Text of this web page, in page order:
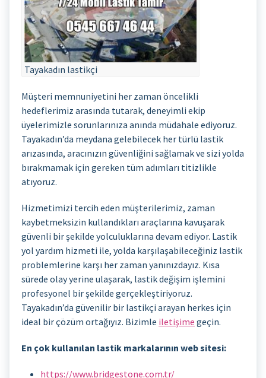
Tayakadın lastikçi
Müşteri memnuniyetini her zaman öncelikli
hedeflerimiz arasında tutarak, deneyimli ekip
üyelerimizle sorunlarınıza anında müdahale ediyoruz.
Tayakadın’da meydana gelebilecek her türlü lastik
arızasında, aracınızın güvenliğini sağlamak ve sizi yolda
bırakmamak için gereken tüm adımları titizlikle
atıyoruz.
Hizmetimizi tercih eden müşterilerimiz, zaman
kaybetmeksizin kullandıkları araçlarına kavuşarak
güvenli bir şekilde yolculuklarına devam ediyor. Lastik
yol yardım hizmeti ile, yolda karşılaşabileceğiniz lastik
problemlerine karşı her zaman yanınızdayız. Kısa
sürede olay yerine ulaşarak, lastik değişim işlemini
profesyonel bir şekilde gerçekleştiriyoruz.
Tayakadın’da güvenilir bir lastikçi arayan herkes için
ideal bir çözüm ortağıyız. Bizimle iletişime geçin.
En çok kullanılan lastik markalarının web sitesi:
https://www.bridgestone.com.tr/